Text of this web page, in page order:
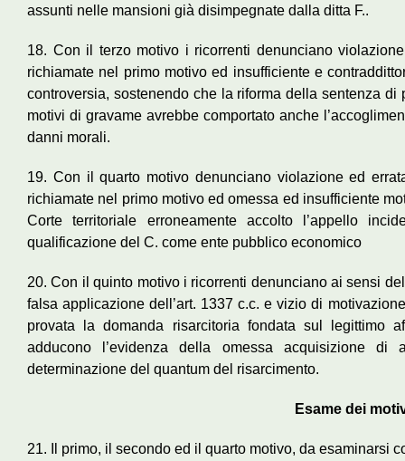
assunti nelle mansioni già disimpegnate dalla ditta F..
18. Con il terzo motivo i ricorrenti denunciano
richiamate nel primo motivo ed insufficiente e
controversia, sostenendo che la riforma della sentenza di
motivi di gravame avrebbe comportato anche
danni morali.
19. Con il quarto motivo denunciano violazione ed
richiamate nel primo motivo ed omessa ed insufficiente
Corte territoriale erroneamente accolto l’appello
qualificazione del C. come ente pubblico economico
20. Con il quinto motivo i ricorrenti denunciano ai sensi
falsa applicazione dell’art. 1337 c.c. e vizio di
provata la domanda risarcitoria fondata sul legittimo
adducono l’evidenza della omessa acquisizione
determinazione del quantum del risarcimento.
Esame dei
21. Il primo, il secondo ed il quarto motivo, da esaminarsi